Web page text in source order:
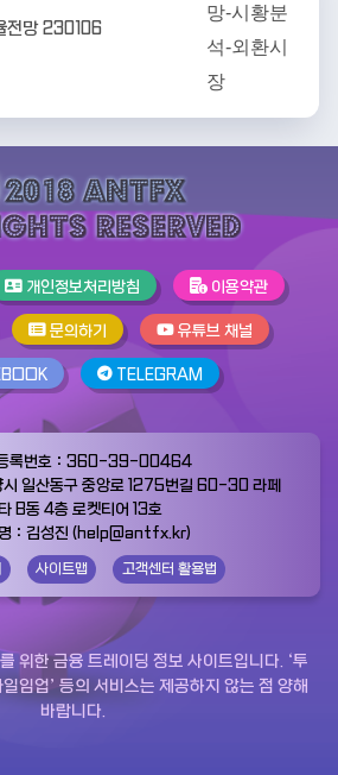
전망 230106
개인정보처리방침 이용약관
문의하기 유튜브 채널
TELEGRAM
록번호：360-39-00464
시 일산동구 중앙로 1275번길 60-30 라페
B동 4층 로켓티어 13호
：김성진 (help@antfx.kr)
사이트맵 고객센터 활용법
를 위한 금융 트레이딩 정보 사이트입니다. ‘투
일임업’ 등의 서비스는 제공하지 않는 점 양해
바랍니다.